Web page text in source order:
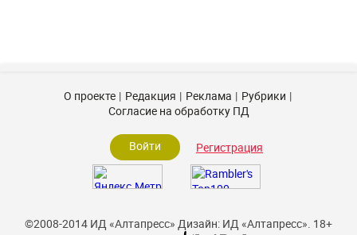
©2008-2014 ИД «Алтапресс» Дизайн: ИД «Алтапресс». 18+
О проекте Редакция Реклама
Рубрики
Согласие на обработку ПД
Войти Регистрация